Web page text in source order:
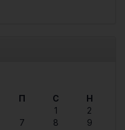
П С
Н
1
2
7 8
9